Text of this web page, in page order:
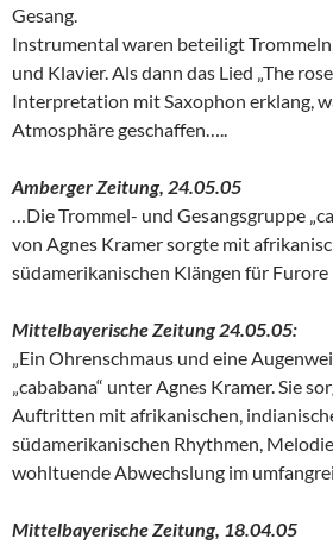
Gesang.
Instrumental waren beteiligt
und Klavier. Als dann das Lied „The
Interpretation mit Saxophon erklang,
Atmosphäre geschaffen…..
Amberger Zeitung, 24.05.05
…Die Trommel- und Gesangsgruppe
von Agnes Kramer sorgte mit
südamerikanischen Klängen für
Mittelbayerische Zeitung 24.05.05:
„Ein Ohrenschmaus und eine
„cababana“ unter Agnes Kramer. Sie
Auftritten mit afrikanischen,
südamerikanischen Rhythmen,
wohltuende Abwechslung im
Mittelbayerische Zeitung, 18.04.05